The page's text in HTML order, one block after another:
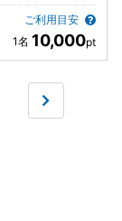
ご利用目安
10,000